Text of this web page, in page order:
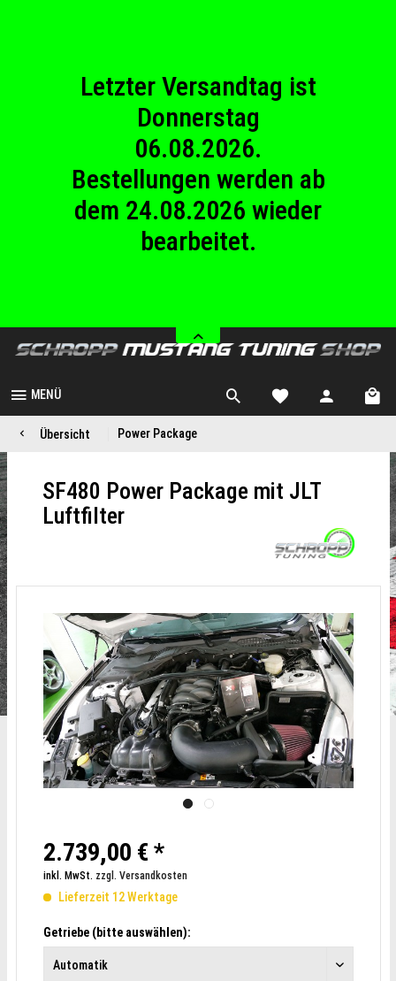
Letzter Versandtag ist
Donnerstag
06.08.2026.
Bestellungen werden ab
dem 24.08.2026 wieder
bearbeitet.
23.08.2026
Betriebsferien.
MENÜ
Übersicht Power Package
SF480 Power Package mit JLT
Luftfilter
2.739,00 € *
inkl. MwSt. zzgl. Versandkosten
Lieferzeit 12 Werktage
Getriebe (bitte auswählen):